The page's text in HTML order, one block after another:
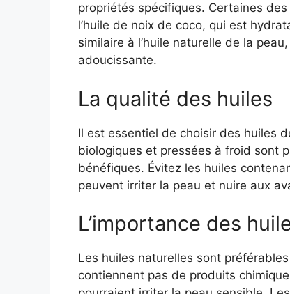
propriétés spécifiques. Certaines
l’huile de noix de coco, qui est
similaire à l’huile naturelle de la
adoucissante.
La qualité des huiles
Il est essentiel de choisir des huiles
biologiques et pressées à froid sont
bénéfiques. Évitez les huiles
peuvent irriter la peau et nuire aux
L’importance des
Les huiles naturelles sont
contiennent pas de produits